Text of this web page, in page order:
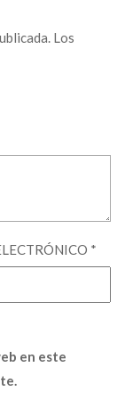
Los
*
en este